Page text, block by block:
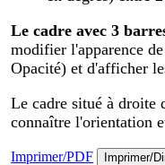
Le cadre avec 3
modifier l'apparence
Opacité) et d'afficher
Le cadre situé à droite
connaître l'orientation
Imprimer/PDF Imprimer/